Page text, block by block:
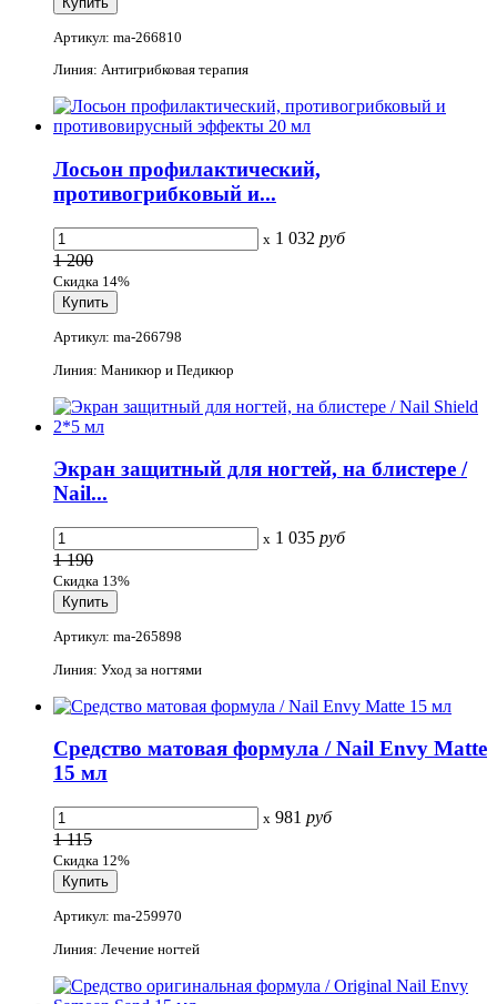
Артикул: ma-266810
Линия: Антигрибковая терапия
Лосьон профилактический,
противогрибковый и...
x 1 032 руб
1 200
Скидка 14%
Артикул: ma-266798
Линия: Маникюр и Педикюр
Экран защитный для ногтей, на блистере /
Nail...
x 1 035 руб
1 190
Скидка 13%
Артикул: ma-265898
Линия: Уход за ногтями
Средство матовая формула / Nail Envy Matte
15 мл
x 981 руб
1 115
Скидка 12%
Артикул: ma-259970
Линия: Лечение ногтей